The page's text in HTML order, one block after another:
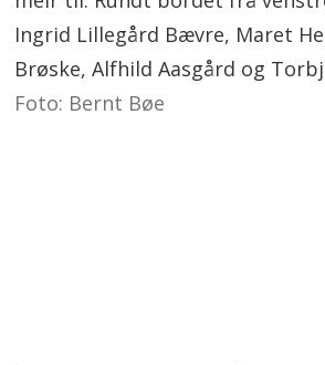
Ingrid Lillegård Bævre, Maret
Brøske, Alfhild Aasgård og
Foto: Bernt Bøe